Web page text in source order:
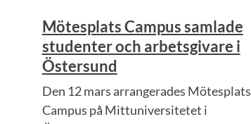
Mötesplats Campus samlade
studenter och arbetsgivare i
Östersund
Den 12 mars arrangerades Mötesplats
Campus på Mittuniversitetet i